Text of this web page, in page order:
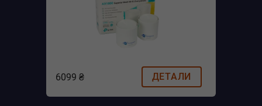
6099 ₴ ДЕТАЛИ